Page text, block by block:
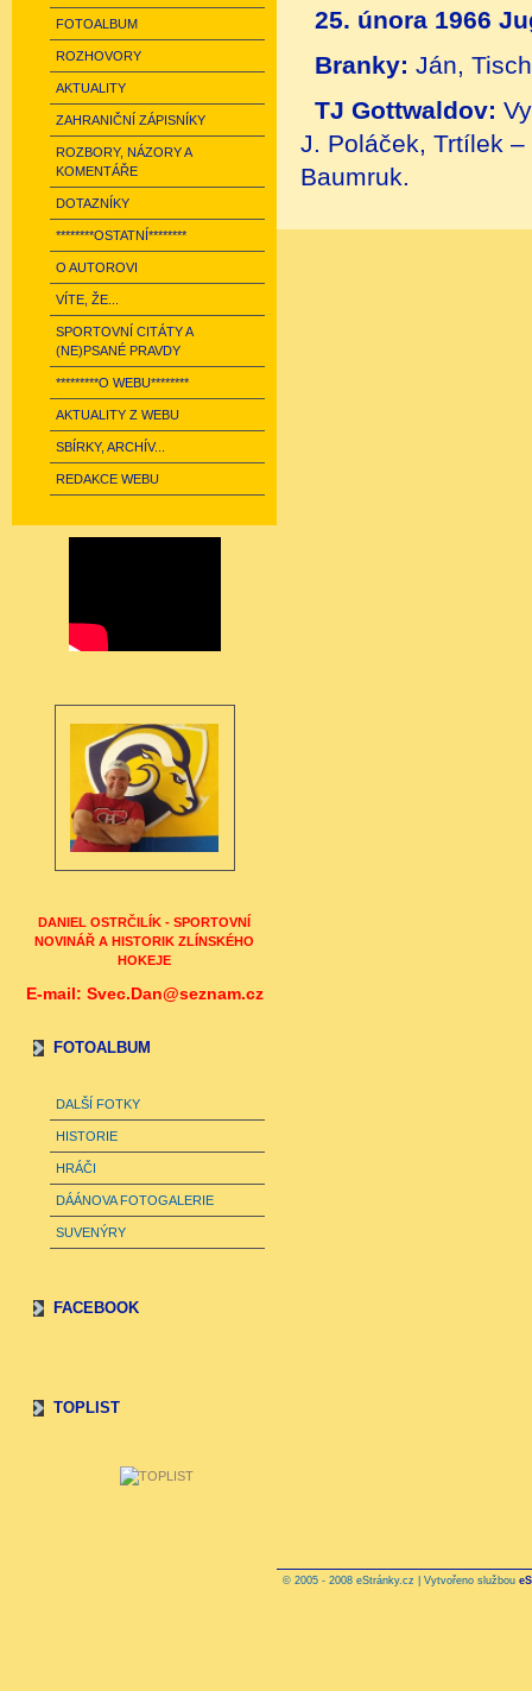
FOTOALBUM
ROZHOVORY
AKTUALITY
ZAHRANIČNÍ ZÁPISNÍKY
ROZBORY, NÁZORY A
KOMENTÁŘE
DOTAZNÍKY
********OSTATNÍ********
O AUTOROVI
VÍTE, ŽE...
SPORTOVNÍ CITÁTY A
(NE)PSANÉ PRAVDY
*********O WEBU********
AKTUALITY Z WEBU
SBÍRKY, ARCHÍV...
REDAKCE WEBU
DANIEL OSTRČILÍK - SPORTOVNÍ
NOVINÁŘ A HISTORIK ZLÍNSKÉHO
HOKEJE
E-mail: Svec.Dan@seznam.cz
FOTOALBUM
DALŠÍ FOTKY
HISTORIE
HRÁČI
DÁÁNOVA FOTOGALERIE
SUVENÝRY
FACEBOOK
TOPLIST
25. února 1966
Branky:Ján,
TJ Gottwaldov:
J. Poláček, Trtílek
Baumruk.
© 2005 - 2008 eStránky.cz | Vytvořeno službou